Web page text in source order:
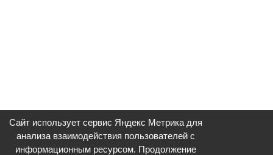
Сайт использует сервис Яндекс Метрика для
анализа взаимодействия пользователей с
информационным ресурсом. Продолжение